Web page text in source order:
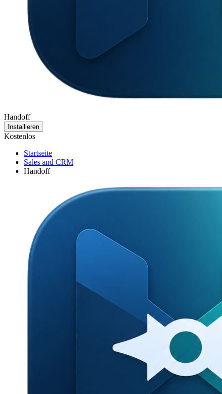
Handoff
Installieren
Kostenlos
Startseite
Sales and CRM
Handoff